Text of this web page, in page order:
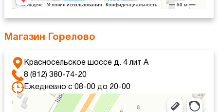
Магазин Горелово
Красносельское шоссе д. 4 лит А
8 (812) 380-74-20
Ежедневно с 08-00 до 20-00
Санкт‑Петербург
Красносельское шоссе, 4 — Яндекс Карты